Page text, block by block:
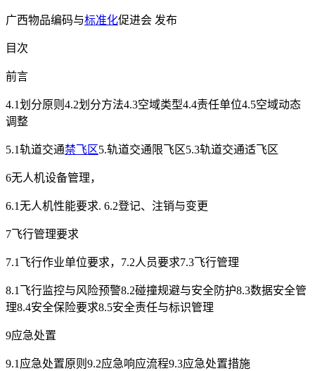
广西物品编码与标准化促进会 发布
目次
前言
4.1划分原则4.2划分方法4.3空域类型4.4责任单位4.5空域动态
调整
5.1轨道交通禁飞区5.轨道交通限飞区5.3轨道交通适飞区
6无人机设备管理，
6.1无人机性能要求. 6.2登记、注销与变更
7飞行管理要求
7.1飞行作业单位要求，7.2人员要求7.3飞行管理
8.1飞行监控与风险预警8.2碰撞规避与安全防护8.3数据安全管
理8.4安全保险要求8.5安全责任与标识管理
9应急处置
9.1应急处置原则9.2应急响应流程9.3应急处置措施